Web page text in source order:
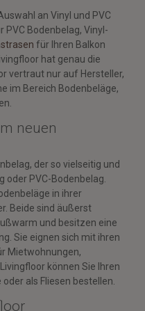
an Vinyl und PVC
PVC Bodenbelag, Vinyl-
für Ihren Balkon
hat genau die
vertraut nur auf Hersteller,
im Bereich Bodenbeläge,
neuen
der so vielseitig und
oder PVC-Bodenbelag.
in ihrer
Beide sind äußerst
und besitzen eine
Sie eignen sich mit ihren
Mietwohnungen,
können Sie Ihren
als Fliesen bestellen.